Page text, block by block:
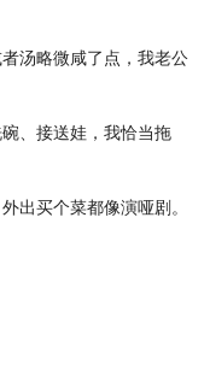
汤略微咸了点，我老公
、接送娃，我恰当拖
出买个菜都像演哑剧。